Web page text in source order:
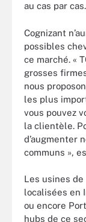
au cas par cas.
Cognizant
possibles
ce marché. «
grosses
nous
les plus
vous pouvez
la clientèle.
d’augmenter
communs »,
Les usines
localisées en
ou encore
hubs de ce